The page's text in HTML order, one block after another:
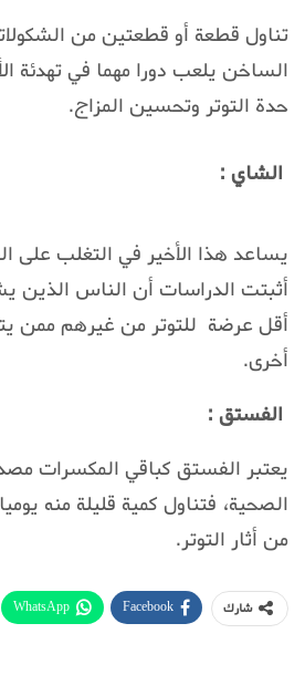
تناول قطعة أو قطعتين من
الساخن يلعب دورا مهما في تهدئة
حدة التوتر وتحسين المزاج.
الشاي :
يساعد هذا الأخير في التغلب على
أثبتت الدراسات أن الناس الذين
أقل عرضة للتوتر من غيرهم ممن
أخرى.
الفستق :
يعتبر الفستق كباقي المكسرات
الصحية، فتناول كمية قليلة منه
من أثار التوتر.
شارك Facebook
WhatsApp